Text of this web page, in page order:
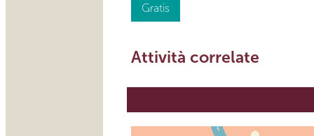
Gratis
Attività correlate